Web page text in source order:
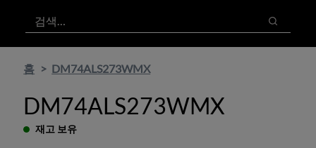
검색
검색
홈 DM74ALS273WMX
DM74ALS273WMX
재고 보유